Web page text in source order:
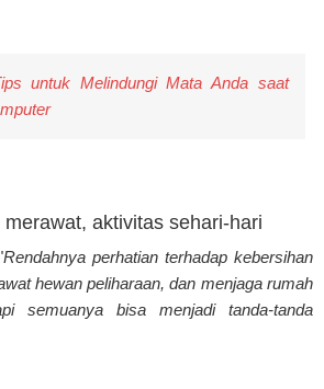
untuk Melindungi Mata Anda saat
aktivitas sehari-hari
Rendahnya perhatian terhadap kebersihan
hewan peliharaan, dan menjaga rumah
semuanya bisa menjadi tanda-tanda